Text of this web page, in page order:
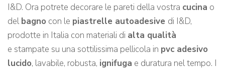
I&D. Ora potrete decorare le pareti della vostra cucina o
delbagno con le piastrelle autoadesive di I&D,
prodotte in Italia con materiali di alta qualità
e stampate su una sottilissima pellicola in pvc adesivo
lucido, lavabile, robusta, ignifuga e duratura nel tempo. I